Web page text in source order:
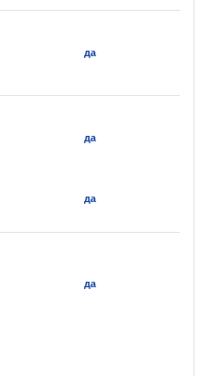
да
да
да
да